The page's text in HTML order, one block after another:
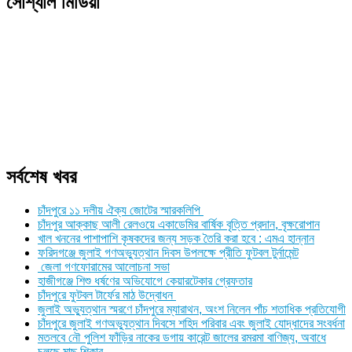
সর্বশেষ খবর
চাঁদপুরে ১১ দলীয় ঐক্য জোটের স্মারকলিপি
চাঁদপুর আক্কাছ আলী রেলওয়ে একাডেমির বার্ষিক বৃত্তি প্রদান, বৃক্ষরোপান
খাল খননের পাশাপাশি কৃষকদের জন্য সড়ক তৈরি করা হবে : এমএ হান্নান
ফরিদগঞ্জে জুলাই গণঅভ্যুত্থান দিবস উপলক্ষে প্রীতি ফুটবল টুর্নামেন্ট
জেলা গণফোরামের আলোচনা সভা
হাজীগঞ্জে শিশু ধর্ষণের অভিযোগে কেয়ারটেকার গ্রেফতার
চাঁদপুরে ফুটবল টার্ফের মাঠ উদ্বোধন
জুলাই অভ্যুত্থান স্মরণে চাঁদপুরে ম্যারাথন, অংশ নিলেন পাঁচ শতাধিক প্রতিযোগী
চাঁদপুরে জুলাই গণঅভ্যুত্থান দিবসে শহিদ পরিবার এবং জুলাই যোদ্ধাদের সংবর্ধনা
মতলবে নৌ পুলিশ ফাঁড়ির নাকের ডগায় কারেন্ট জালের রমরমা বাণিজ্য, অবাধে